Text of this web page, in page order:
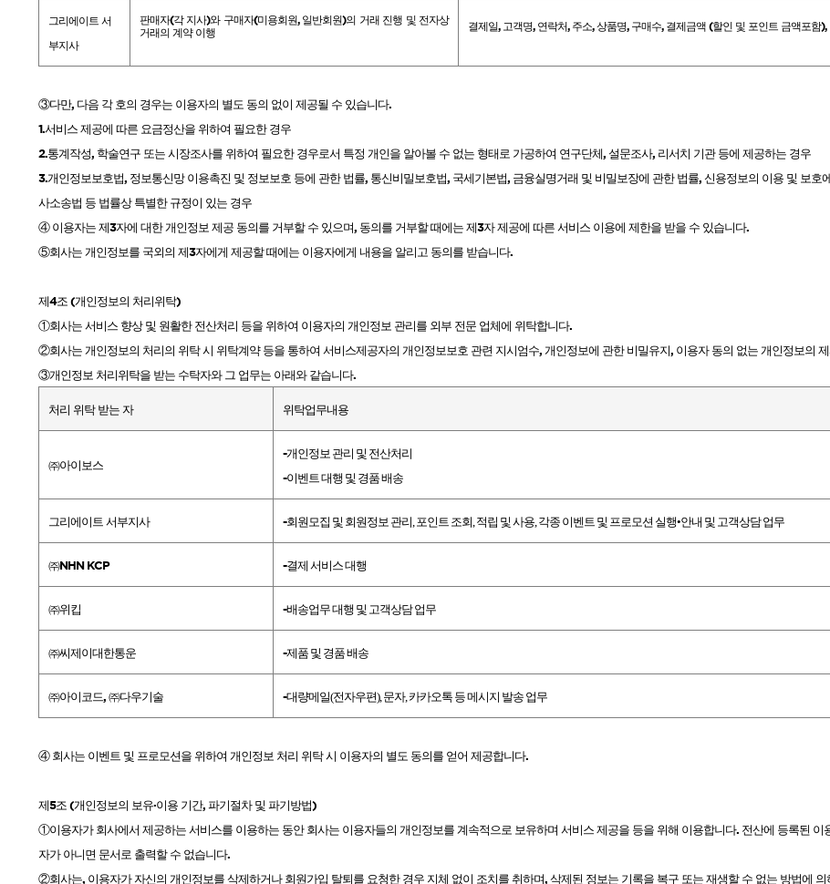
그리에이트 서
부지사
판매자(각 지사)와 구매자(미용회원, 일반회원)의 거래 진행 및 전자상
거래의 계약 이행
결제일, 고객명, 연락처, 주소,상품명, 구매수, 결제금액 (할인 및 포인트 금액포함),
③다만, 다음 각 호의 경우는 이용자의 별도 동의 없이 제공될 수 있습니다.
1.서비스 제공에 따른 요금정산을 위하여 필요한 경우
2.통계작성, 학술연구 또는 시장조사를 위하여 필요한 경우로서 특정 개인을 알아볼 수 없는 형태로 가공하여 연구단체,설문조사, 리서치 기관 등에 제공하는 경우
3.개인정보보호법, 정보통신망 이용촉진 및 정보보호 등에 관한 법률, 통신비밀보호법, 국세기본법, 금융실명거래 및 비밀보장에 관한 법률,신용정보의 이용 및 보호
사소송법 등 법률상 특별한 규정이 있는 경우
④ 이용자는 제3자에 대한 개인정보 제공 동의를 거부할 수 있으며, 동의를 거부할 때에는 제3자 제공에 따른 서비스 이용에 제한을 받을 수 있습니다.
⑤회사는 개인정보를 국외의 제3자에게 제공할 때에는 이용자에게 내용을 알리고 동의를 받습니다.
제4조(개인정보의 처리위탁)
①회사는 서비스 향상 및 원활한 전산처리 등을 위하여 이용자의 개인정보 관리를 외부 전문 업체에 위탁합니다.
②회사는 개인정보의 처리의 위탁 시 위탁계약 등을 통하여 서비스제공자의 개인정보보호 관련 지시엄수, 개인정보에 관한 비밀유지, 이용자 동의 없는 개인정보의 제
③개인정보 처리위탁을 받는 수탁자와 그 업무는 아래와 같습니다.
처리 위탁 받는 자 위탁업무내용
㈜아이보스
-개인정보 관리 및 전산처리
-이벤트 대행 및 경품 배송
그리에이트 서부지사 -회원모집 및 회원정보 관리,포인트 조회,적립 및 사용,각종 이벤트 및 프로모션 실행•안내 및 고객상담 업무
㈜NHN KCP -결제 서비스 대행
㈜위킵 -배송업무 대행 및 고객상담 업무
㈜씨제이대한통운 -제품 및 경품 배송
㈜아이코드, ㈜다우기술 -대량메일(전자우편),문자,카카오톡 등 메시지 발송 업무
④ 회사는 이벤트 및 프로모션을 위하여 개인정보 처리 위탁 시 이용자의 별도 동의를 얻어 제공합니다.
제5조(개인정보의 보유·이용 기간,파기절차 및 파기방법)
①이용자가 회사에서 제공하는 서비스를 이용하는 동안 회사는 이용자들의 개인정보를 계속적으로 보유하며 서비스 제공을 등을 위해 이용합니다. 전산에 등록된 이
자가 아니면 문서로 출력할 수 없습니다.
②회사는, 이용자가 자신의 개인정보를 삭제하거나 회원가입 탈퇴를 요청한 경우 지체 없이 조치를 취하며,삭제된 정보는 기록을 복구 또는 재생할 수 없는 방법에